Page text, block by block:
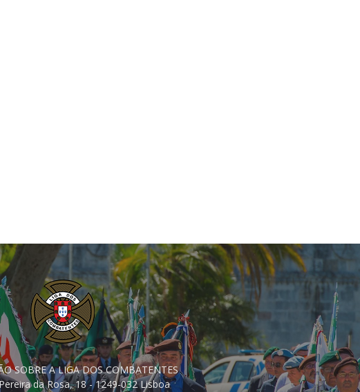
SOBRE A LIGA DOS COMBATENTES
da Rosa, 18 - 1249-032 Lisboa